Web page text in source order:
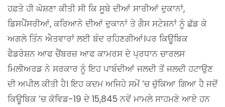
ਹਫ਼ਤੇ ਹੀ ਘੋਸ਼ਣਾ ਕੀਤੀ ਸੀ ਕਿ ਸੂਬੇ ਦੀਆਂ ਸਾਰੀਆਂ ਦੁਕਾਨਾਂ,
ਡਿਸਪੈਂਸਰੀਆਂ, ਕਰਿਆਨੇ ਦੀਆਂ ਦੁਕਾਨਾਂ ਤੇ ਗੈਸ ਸਟੇਸ਼ਨਾਂ ਨੂੰ ਛੱਡ ਕੇ
ਅਗਲੇ ਤਿੰਨ ਐਤਵਾਰਾਂ ਲਈ ਬੰਦ ਰਹਿਣਗੀਆਂ।ਪਰ ਕਿਊਬਿਕ
ਫੈਡਰੇਸ਼ਨ ਆਫ ਚੈਂਬਰਜ਼ ਆਫ ਕਾਮਰਸ ਦੇ ਪ੍ਰਧਾਨ ਚਾਰਲਸ
ਮਿਲੀਅਰਡ ਨੇ ਸਰਕਾਰ ਨੂੰ ਇਹ ਪਾਬੰਦੀਆਂ ਜਲਦੀ ਤੋਂ ਜਲਦੀ ਹਟਾਉਣ
ਦੀ ਅਪੀਲ ਕੀਤੀ ਹੈ। ਇਹ ਕਦਮ ਅਜਿਹੇ ਸਮੇਂ ‘ਚ ਚੁੱਕਿਆ ਗਿਆ ਹੈ ਜਦੋਂ
ਕਿਊਬਿਕ ‘ਚ ਕੋਵਿਡ-19 ਦੇ 15,845 ਨਵੇਂ ਮਾਮਲੇ ਸਾਹਮਣੇ ਆਏ ਹਨ